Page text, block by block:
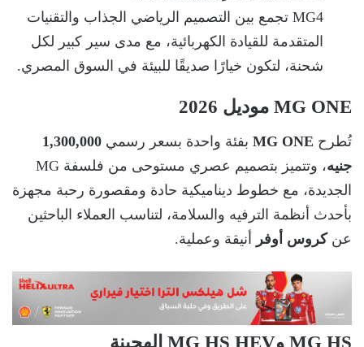
MG4 تجمع بين التصميم الرياضي الجذاب والتقنيات
المتقدمة للقيادة الكهربائية، مع مدى سير كبير لكل
شحنة، لتكون خيارًا صديقًا للبيئة في السوق المصري.
MG ONE موديل 2026
تُطرح MG ONE بفئة واحدة بسعر رسمي 1,300,000
جنيه
، وتتميز بتصميم عصري مستوحى من فلسفة MG
الجديدة، مع خطوط ديناميكية حادة ومقصورة رحبة مجهزة
بأحدث أنظمة الترفيه والسلامة، لتناسب العملاء الباحثين
عنكروس أوفر أنيقة وعملية.
MG HS وMG HS HEV الهجينة